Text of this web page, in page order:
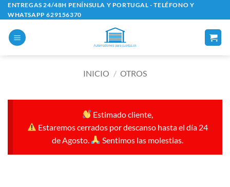
Saltar
al
contenido
ENTREGAS 24/48H PENÍNSULA Y PORTUGAL - TELÉFONO Y
WHATSAPP 629156370
INICIO / OTROS
Estimado cliente,
Estaremos cerrados por descanso hasta el día 24
de Agosto.
Sentimos las molestias.